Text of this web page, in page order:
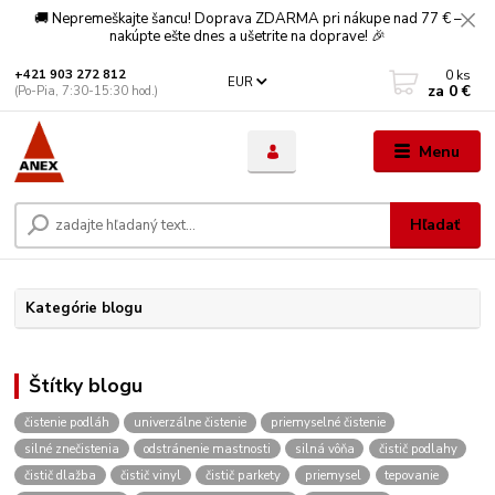
🚚 Nepremeškajte šancu! Doprava ZDARMA pri nákupe nad 77 € –
nakúpte ešte dnes a ušetrite na doprave! 🎉
Menu
EUR
Hľadať
+421 903 272 812
(Po-Pia, 7:30-15:30 hod.)
0 ks
za 0 €
Kategórie blogu
Štítky blogu
čistenie podláh univerzálne čistenie
priemyselné čistenie
silné znečistenia
odstránenie mastnosti silná vôňa
čistič podlahy
čistič dlažba
čistič vinyl čistič parkety priemysel
tepovanie